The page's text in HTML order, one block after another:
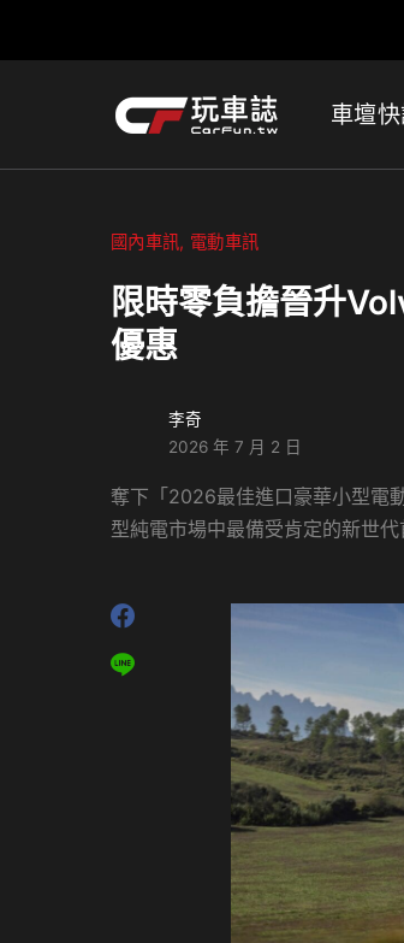
車壇
國內車訊 電動車訊
限時零負擔晉升
優惠
李奇
2026 年 7 月 2 日
奪下「2026最佳進口豪華小型電
型純電市場中最備受肯定的新世